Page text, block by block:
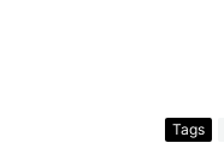
Tags